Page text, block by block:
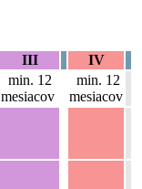
III
IV
min. 12
mesiacov
min. 12
mesiacov